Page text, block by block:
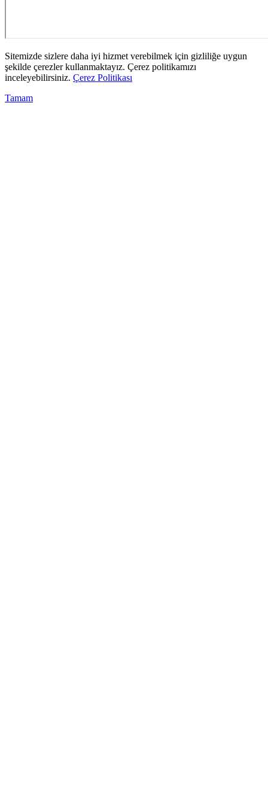
Sitemizde sizlere daha iyi hizmet verebilmek için gizliliğe uygun
şekilde çerezler kullanmaktayız. Çerez politikamızı
inceleyebilirsiniz. Çerez Politikası
Tamam